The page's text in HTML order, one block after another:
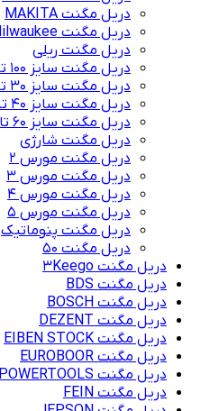
دریل مگنت MAKITA
دریل مگنت Milwaukee
دریل مگنت ریلی
دریل مگنت سایز 100 تا 230
دریل مگنت سایز 30 تا 40
دریل مگنت سایز 40 تا 60
دریل مگنت سایز 60 تا 100
دریل مگنت شارژی
دریل مگنت مورس 2
دریل مگنت مورس 3
دریل مگنت مورس 4
دریل مگنت مورس 5
دریل مگنت پنوماتیک
دریل مگنت ۵۰
دریل مگنت 3Keego
دریل مگنت BDS
دریل مگنت BOSCH
دریل مگنت DEZENT
دریل مگنت EIBEN STOCK
دریل مگنت EUROBOOR
دریل مگنت FE POWERTOOLS
دریل مگنت FEIN